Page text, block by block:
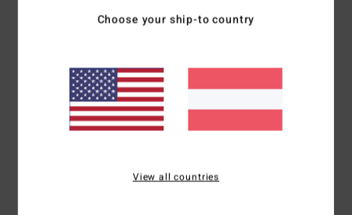
Versand & Rückversand
Kundenbewertungen
Choose your ship-to country
View all countries